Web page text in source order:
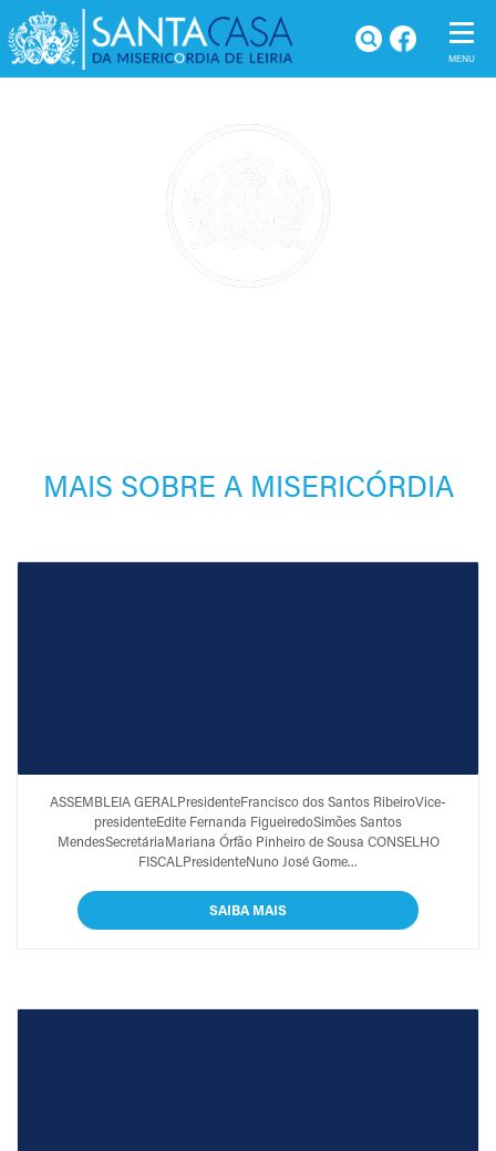
MAIS SOBRE A MISERICÓRDIA
ESTRUTURA OPERATIVA
ASSEMBLEIA GERALPresidenteFrancisco dos Santos RibeiroVice-
presidenteEdite Fernanda FigueiredoSimões Santos
MendesSecretáriaMariana Órfão Pinheiro de Sousa CONSELHO
FISCALPresidenteNuno José Gome...
SAIBA MAIS